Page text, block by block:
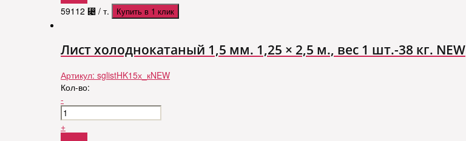
59112 ⃄ / т. Купить в 1 клик
Лист холоднокатаный 1,5 мм. 1,25 × 2,5 м., вес 1 шт.-38 кг. NEW
Артикул: sglistHK15х_кNEW
Кол-во:
-
+